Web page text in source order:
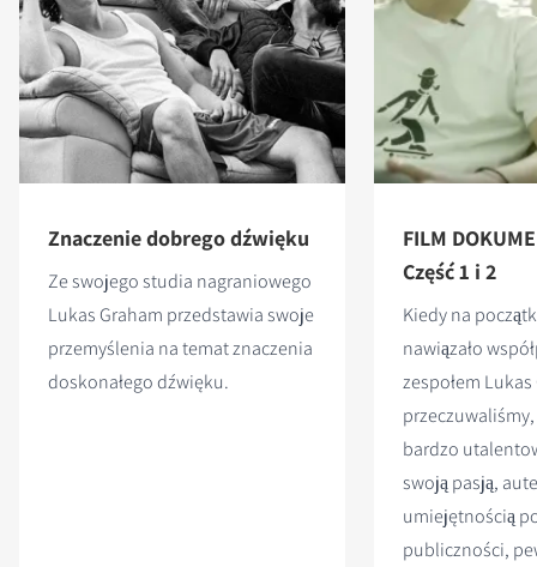
Znaczenie dobrego dźwięku
Ze swojego studia nagraniowego
Lukas Graham przedstawia swoje
przemyślenia na temat znaczenia
doskonałego dźwięku.
FILM
Część 1 i 2
Kiedy na
nawiązało
zespołem
bardzo
swoją pasją,
umiejętnością
publiczności,